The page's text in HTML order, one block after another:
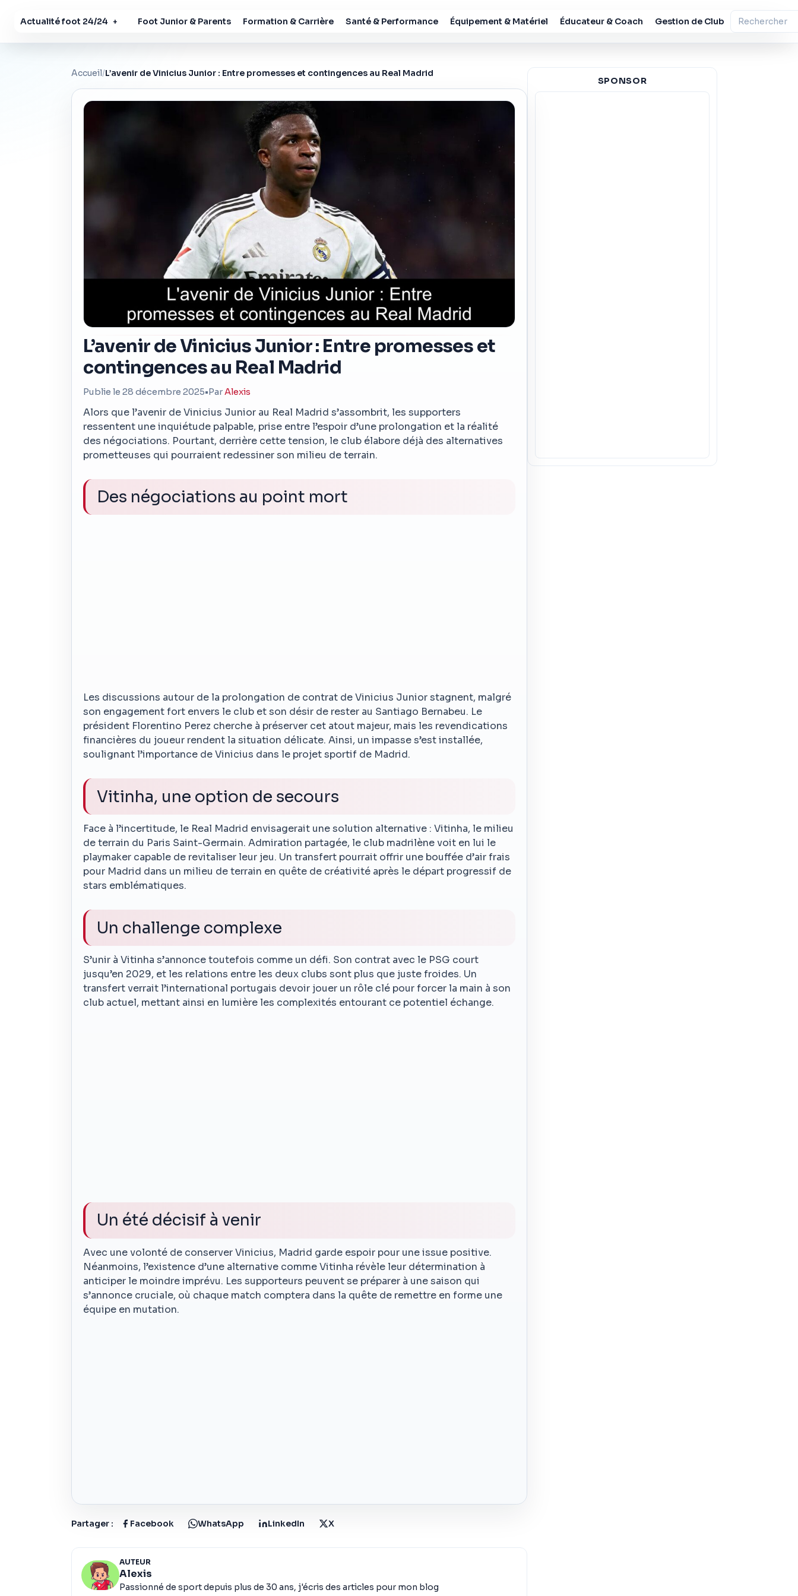
Actualité foot 24/24 + Foot Junior & Parents Formation & Carrière Santé & Performance Équipement & Matériel Éducateur & Coach Gestion de Club
Accueil/L’avenir de Vinicius Junior : Entre promesses et contingences au Real Madrid
L’avenir de Vinicius Junior : Entre promesses et
contingences au Real Madrid
Publie le 28 décembre 2025•ParAlexis
Alors que l’avenir de Vinicius Junior au Real Madrid s’assombrit, les supporters
ressentent une inquiétude palpable, prise entre l’espoir d’une prolongation et la réalité
des négociations. Pourtant, derrière cette tension, le club élabore déjà des alternatives
prometteuses qui pourraient redessiner son milieu de terrain.
Des négociations au point mort
Les discussions autour de la prolongation de contrat de Vinicius Junior stagnent, malgré
son engagement fort envers le club et son désir de rester au Santiago Bernabeu. Le
président Florentino Perez cherche à préserver cet atout majeur, mais les revendications
financières du joueur rendent la situation délicate. Ainsi, un impasse s’est installée,
soulignant l’importance de Vinicius dans le projet sportif de Madrid.
Vitinha, une option de secours
Face à l’incertitude, le Real Madrid envisagerait une solution alternative : Vitinha, le milieu
de terrain du Paris Saint-Germain. Admiration partagée, le club madrilène voit en lui le
playmaker capable de revitaliser leur jeu. Un transfert pourrait offrir une bouffée d’air frais
pour Madrid dans un milieu de terrain en quête de créativité après le départ progressif de
stars emblématiques.
Un challenge complexe
S’unir à Vitinha s’annonce toutefois comme un défi. Son contrat avec le PSG court
jusqu’en 2029, et les relations entre les deux clubs sont plus que juste froides. Un
transfert verrait l’international portugais devoir jouer un rôle clé pour forcer la main à son
club actuel, mettant ainsi en lumière les complexités entourant ce potentiel échange.
Un été décisif à venir
Avec une volonté de conserver Vinicius, Madrid garde espoir pour une issue positive.
Néanmoins, l’existence d’une alternative comme Vitinha révèle leur détermination à
anticiper le moindre imprévu. Les supporteurs peuvent se préparer à une saison qui
s’annonce cruciale, où chaque match comptera dans la quête de remettre en forme une
équipe en mutation.
Partager : Facebook WhatsApp LinkedIn X
AUTEUR
Alexis
Passionné de sport depuis plus de 30 ans, j'écris des articles pour mon blog
SPONSOR